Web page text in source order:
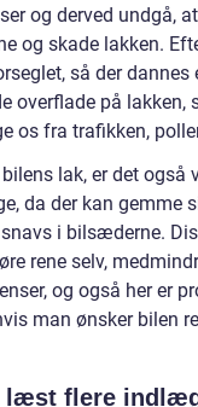
og derved undgå,
og skade lakken.
så der dannes
overflade på lakken,
os fra trafikken,
lak, er det også
da der kan gemme
i bilsæderne.
rene selv,
og også her er
man ønsker bilen
læst flere